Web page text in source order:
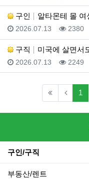
구인 알타몬테 몰 여
등록일
2026.07.13 조회
2380
구직 미국에 살면서
등록일
2026.07.13 조회
2249
1
구인/구직
부동산/렌트